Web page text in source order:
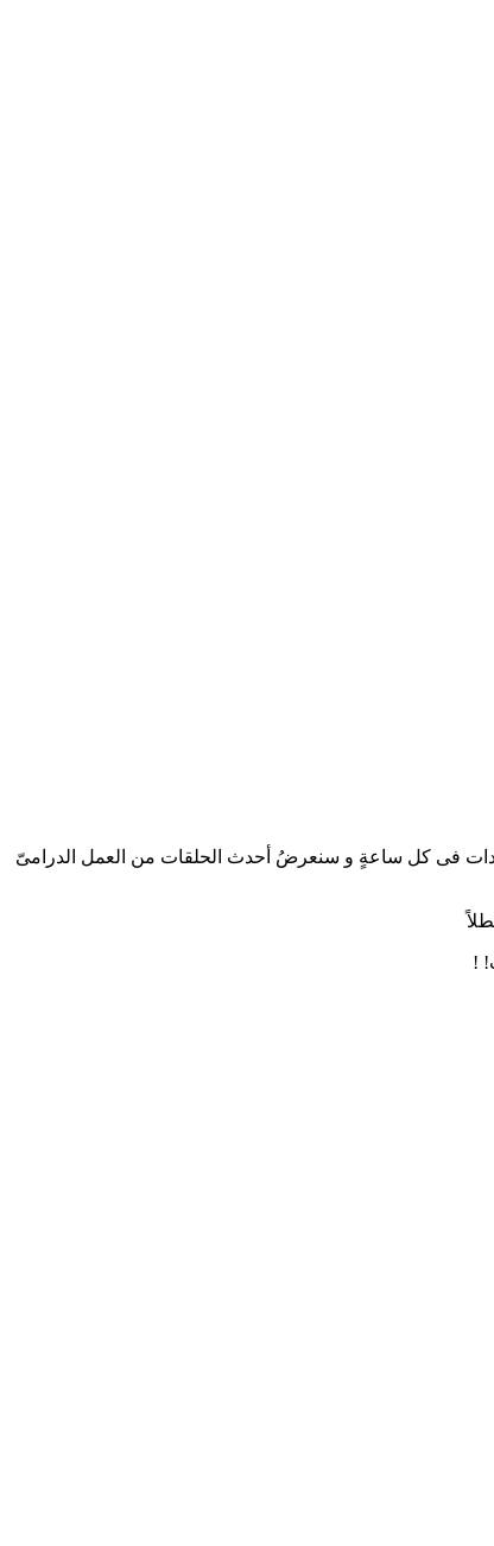
كما يتم تحديثُ موقعنا بأحدث المُستجدات فى كل ساعةٍ و سنعرضُ أحدث الحلقات من العمل الدرامىّ
!